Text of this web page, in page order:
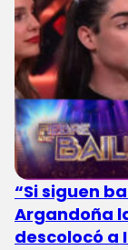
“Si siguen
Argandoña
descolocó a